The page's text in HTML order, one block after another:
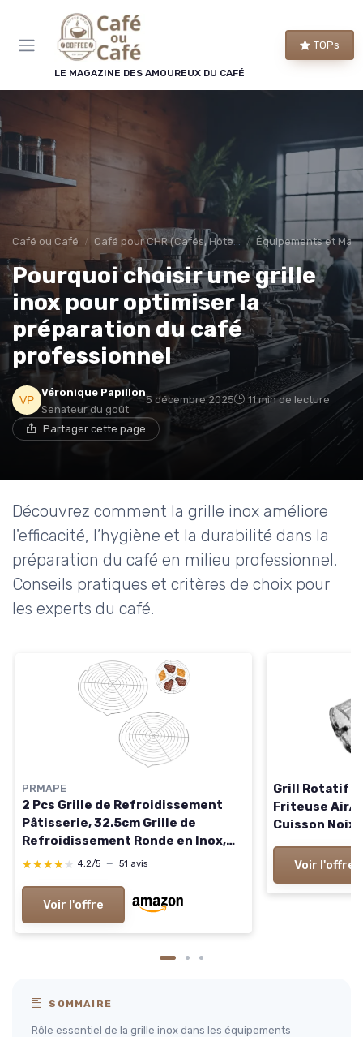
LE MAGAZINE DES AMOUREUX DU CAFÉ
TOPs
Café ou Café Café pour CHR (Cafés, Hôtels, Restaurants) Équipements et
Pourquoi choisir une grille
inox pour optimiser la
préparation du café
professionnel
Véronique Papillon
Senateur du goût
5 décembre 2025 11 min de lecture
Partager cette page
Découvrez comment la grille inox améliore
l'efficacité, l’hygiène et la durabilité dans la
préparation du café en milieu professionnel.
Conseils pratiques et critères de choix pour
les experts du café.
PRMAPE
2 Pcs Grille de Refroidissement
Pâtisserie, 32.5cm Grille de
Refroidissement Ronde en Inox,
Grille Patisserie Glacage pour Le
Restaurant
★★★★★
★★★★★ 4,2/5 — 51 avis
Voir l'offre
Grill Rotatif
Friteuse Air/
Cuisson
Livré Avec
Voir l'offre
SOMMAIRE
Rôle essentiel de la grille inox dans les équipements
→ Je rejoins le club
Panneau de gestion des cookies